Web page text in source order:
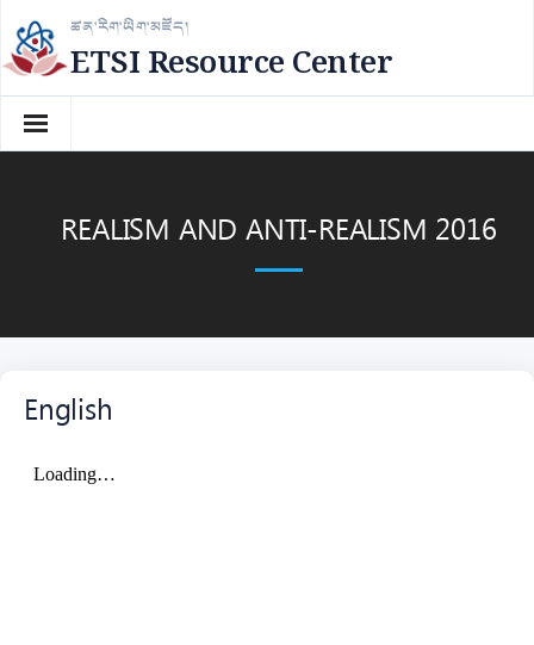
Skip
to
content
ཚན་རིག་ཡིག་མཛོད།
ETSI Resource Center
REALISM AND ANTI-REALISM 2016
English